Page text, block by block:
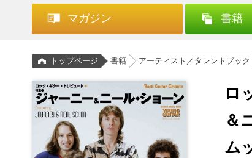
マガジン 書籍
トップページ 書籍 アーティスト／タレントブック
ロ
＆
ム